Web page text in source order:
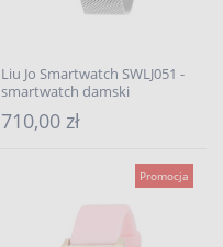
Liu Jo Smartwatch SWLJ051 -
smartwatch damski
710,00 zł
Promocja